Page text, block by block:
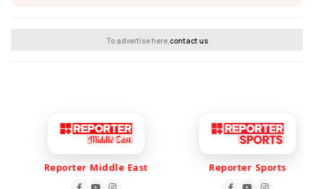
To advertise here,contact us
Reporter Middle East Reporter Sports